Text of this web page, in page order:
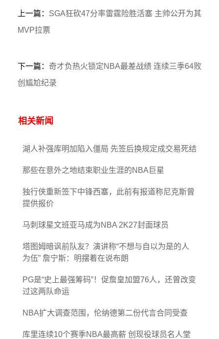
上一篇： SGA狂砍47分率雷霆险胜活塞 主帅公开为其
MVP拉票
下一篇： 奇才负热火锁定NBA最差战绩 连续三季64败
创尴尬纪录
相关新闻
湖人补强库明加陷入僵局 先签后换规定成交易死结
那些在意外之地结束职业生涯的NBA巨星
独行侠重新签下中锋西塞，此前有报道称尼克斯曾
提供报价
马刺球星文班亚马成为NBA 2K27封面球员
塔图姆暗讽前队友？演讲称“不想与自以为是的人
为伍” 詹宁斯：明摆着在说布朗
PG是“史上最强筹码”！促詹皇加盟76人，还曾改变
过这两队命运
NBA扩大调查范围，伦纳德第二份代言合同受查
库里连续10个赛季NBA最高薪 创现役球员名人堂